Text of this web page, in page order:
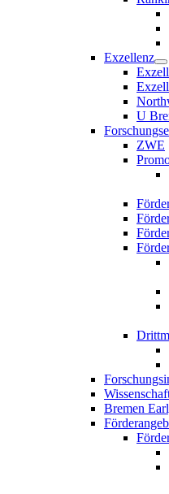
Exzellenz
U
ZWE
Bremen